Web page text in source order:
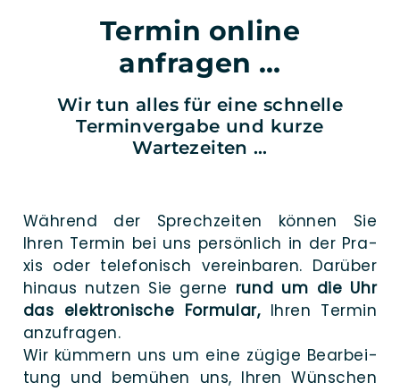
Termin online
anfragen …
Wir tun alles für eine schnelle
Terminvergabe und kurze
Wartezeiten …
Wäh­rend der Sprech­zei­ten kön­nen Sie
Ihren Ter­min bei uns per­sön­lich in der Pra­
xis oder tele­fo­nisch ver­ein­ba­ren. Dar­über
hin­aus nut­zen Sie ger­ne rund um die Uhr
das elek­tro­ni­sche For­mu­lar, Ihren Ter­min
anzufragen.
Wir küm­mern uns um eine zügi­ge Bear­bei­
tung und bemü­hen uns, Ihren Wün­schen